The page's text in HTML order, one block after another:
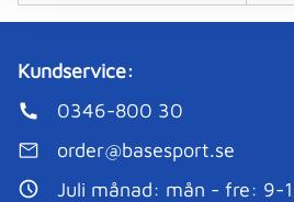
Kundservice:
0346-800 30
order@basesport.se
Juli månad: mån - fre: 9-